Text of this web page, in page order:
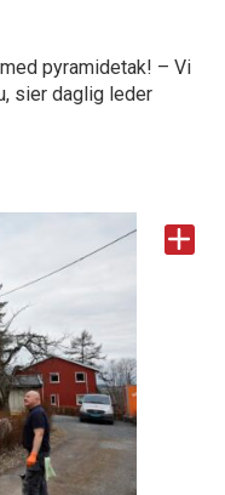
pyramidetak! – Vi
sier daglig leder